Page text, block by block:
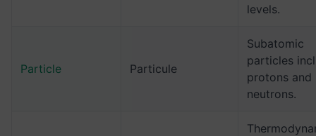
levels.
Particle Particule
Subatomic
particles
protons and
neutrons.